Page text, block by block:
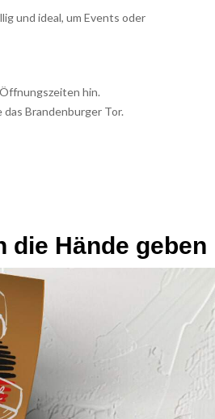
und ideal, um Events oder
hin.
Brandenburger Tor.
Hände geben